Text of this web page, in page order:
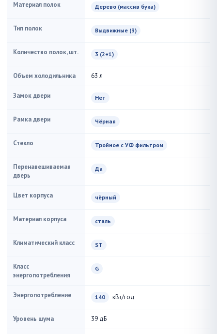
Материал полок Дерево (массив бука)
Тип полок Выдвижные (3)
Количество полок, шт. 3 (2+1)
Объем холодильника 63 л
Замок двери Нет
Рамка двери Чёрная
Стекло Тройное с УФ фильтром
Перенавешиваемая
дверь
Да
Цвет корпуса чёрный
Материал корпуса сталь
Климатический класс ST
Класс
энергопотребления
G
Энергопотребление 140 кВт/год
Уровень шума 39 дБ